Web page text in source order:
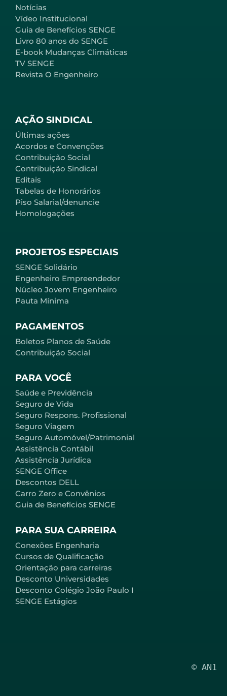
PARA VOCÊ
Saúde e Previdência
Seguro de Vida
Seguro Respons. Profissional
Seguro Viagem
Seguro Automóvel/Patrimonial
Assistência Contábil
Assistência Jurídica
SENGE Office
Descontos DELL
Carro Zero e Convênios
Guia de Benefícios SENGE
PARA SUA CARREIRA
Conexões Engenharia
Cursos de Qualificação
Orientação para carreiras
Desconto Universidades
Desconto Colégio João Paulo I
SENGE Estágios
AÇÃO SINDICAL
Últimas ações
Acordos e Convenções
Contribuição Social
Contribuição Sindical
Editais
Tabelas de Honorários
Piso Salarial/denuncie
Homologações
PROJETOS ESPECIAIS
SENGE Solidário
Engenheiro Empreendedor
Núcleo Jovem Engenheiro
Pauta Mínima
PAGAMENTOS
Boletos Planos de Saúde
Contribuição Social
Notícias
Vídeo Institucional
Guia de Benefícios SENGE
Livro 80 anos do SENGE
E-book Mudanças Climáticas
TV SENGE
Revista O Engenheiro
© AN1